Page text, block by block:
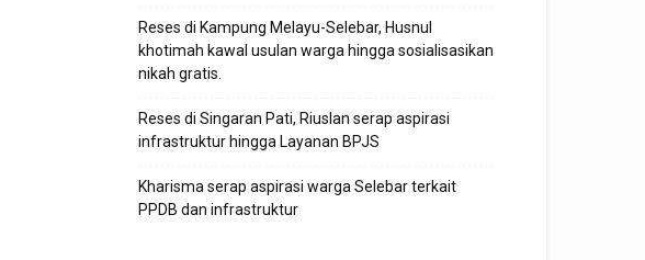
Reses di Kampung Melayu-Selebar, Husnul
khotimah kawal usulan warga hingga sosialisasikan
nikah gratis.
Reses di Singaran Pati, Riuslan serap aspirasi
infrastruktur hingga Layanan BPJS
Kharisma serap aspirasi warga Selebar terkait
PPDB dan infrastruktur